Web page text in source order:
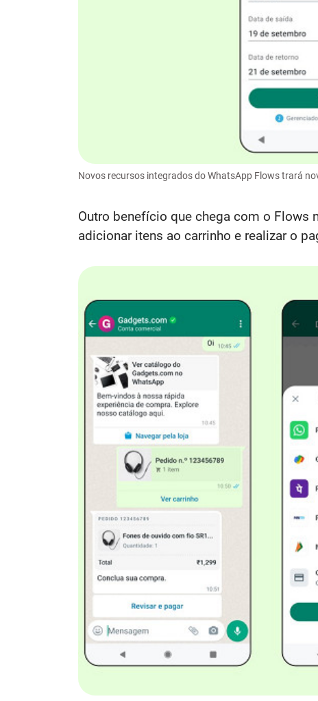
Novos recursos integrados do WhatsApp Flows trará
Outro benefício que chega com o Flows
adicionar itens ao carrinho e realizar o